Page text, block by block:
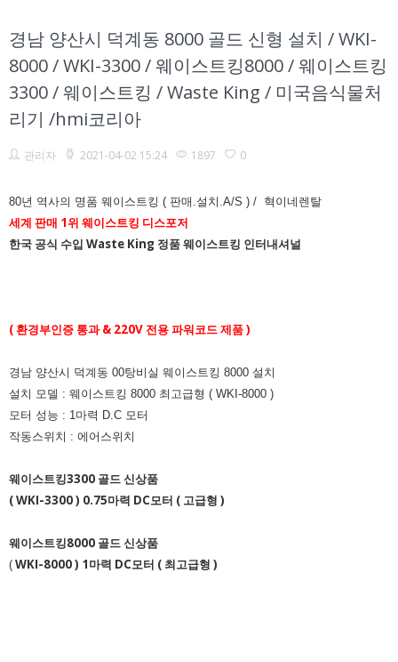
경남 양산시 덕계동 8000 골드 신형 설치 / WKI-
8000 / WKI-3300 / 웨이스트킹8000 / 웨이스트킹
3300 / 웨이스트킹 / Waste King / 미국음식물처
리기 /hmi코리아
관리자 2021-04-02 15:24 1897 0
80년 역사의 명품 웨이스트킹 ( 판매.설치.A/S ) / 혁이네렌탈
세계 판매 1위 웨이스트킹 디스포저
한국 공식 수입 Waste King 정품 웨이스트킹 인터내셔널
( 환경부인증 통과 & 220V 전용 파워코드 제품 )
경남 양산시 덕계동 00탕비실 웨이스트킹 8000 설치
설치 모델 : 웨이스트킹 8000 최고급형 ( WKI-8000 )
모터 성능 : 1마력 D.C 모터
작동스위치 : 에어스위치
웨이스트킹3300 골드 신상품
( WKI-3300 ) 0.75마력 DC모터 ( 고급형 )
웨이스트킹8000 골드 신상품
( WKI-8000 ) 1마력 DC모터 ( 최고급형 )